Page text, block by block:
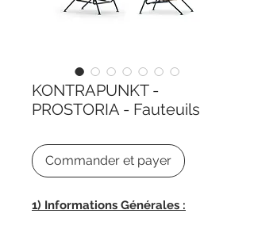
KONTRAPUNKT -
PROSTORIA - Fauteuils
Commander et payer
1) Informations Générales :